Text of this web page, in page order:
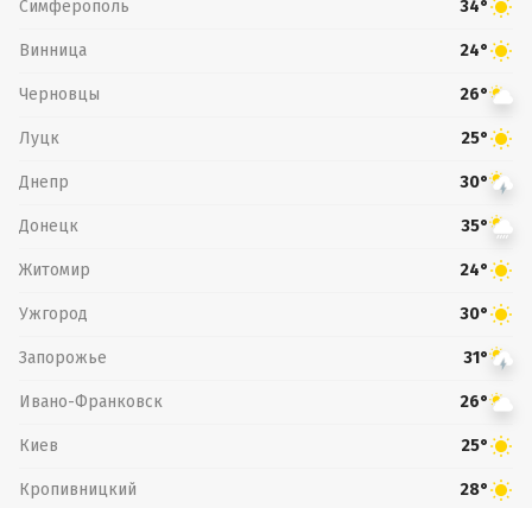
Симферополь 34°
Винница 24°
Черновцы 26°
Луцк 25°
Днепр 30°
Донецк 35°
Житомир 24°
Ужгород 30°
Запорожье 31°
Ивано-Франковск 26°
Киев 25°
Кропивницкий 28°